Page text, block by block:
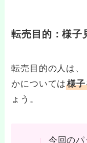
転売目的：様子
転売目的の人は
かについては様
ょう。
今回の